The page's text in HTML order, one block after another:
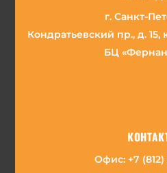
г. Санкт-
Кондратьевский пр., д. 15,
БЦ
Офис: +7